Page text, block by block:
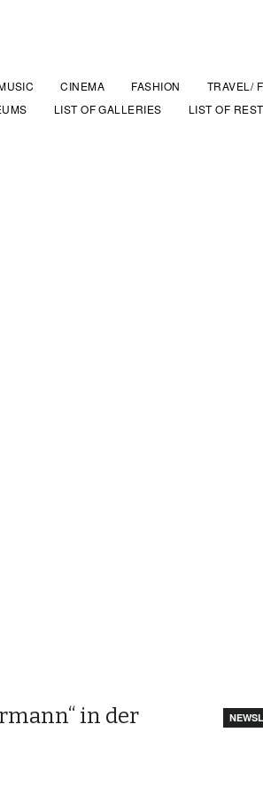
CINEMA FASHION TRAVEL/
LIST OF GALLERIES LIST OF
in der